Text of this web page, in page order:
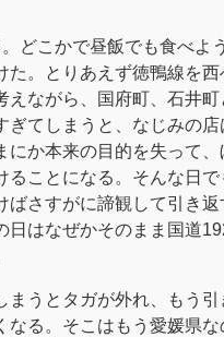
どこかで昼飯でも食べよ
た。とりあえず徳鴨線を
えながら、国府町、石井町
ぎてしまうと、なじみの店
にか本来の目的を失って、
ることになる。そんな日
ばさすがに諦観して引き返
日はなぜかそのまま国道
まうとタガが外れ、もう引
なる。そこはもう愛媛県な